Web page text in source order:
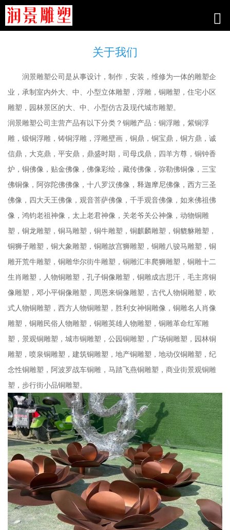
关于我们
润景雕塑公司是从事设计，制作，安装，维修为一体的雕塑企
业，承制室内外大、中、小型立体雕塑，浮雕，铜雕塑，住宅小区
雕塑，园林景区的大、中、小型仿古及现代城市雕塑。
润景雕塑公司主营产品有以下分类？铜雕产品：铜浮雕，紫铜浮
雕，锻铜浮雕，铸铜浮雕，浮雕壁画，铜鼎，铜宝鼎，铜方鼎，诚
信鼎，大克鼎，平安鼎，鼎盛时期，司母戊鼎，四羊方尊，铜钟香
炉，铜佛像，贴金佛像，佛像彩绘，藏传佛像，弥勒佛铜像，三宝
佛铜像，阿弥陀佛佛像，十八罗汉佛像，释迦摩尼佛像，西方三圣
佛像，四大天王佛像，观音菩萨佛像，千手观音佛像，如来佛祖佛
像，鸿钧老祖神像，太上老君神像，关老爷关公神像，动物铜雕
塑，铜龙雕塑，铜马雕塑，铜牛雕塑，铜麒麟雕塑，铜貔貅雕塑，
铜狮子雕塑，铜大象雕塑，铜雕故宫狮雕塑，铜雕八骏马雕塑，铜
雕开荒牛雕塑，铜雕华尔街牛雕塑，铜雕汇丰爬狮雕塑，铜雕十二
生肖雕塑，人物铜雕塑，孔子铜像雕塑，铜雕成吉思汗，毛主席铜
像雕塑，邓小平铜像雕塑，周恩来铜像雕塑，古代人物铜雕塑，欧
式人物铜雕塑，西方人物铜雕塑，胜利女神铜雕像，铜雕名人肖像
雕塑，铜雕民俗人物雕塑，铜雕英雄人物雕塑，铜雕革命红军雕
塑，景观铜雕塑，城市铜雕塑，公园铜雕塑，广场铜雕塑，园林铜
雕塑，喷泉铜雕塑，建筑铜雕塑，地产铜雕塑，地动仪铜雕塑，纪
念性铜雕塑，阿波罗战车铜雕，马踏飞燕铜雕塑，商业街景观铜雕
塑，步行街小品铜雕塑。